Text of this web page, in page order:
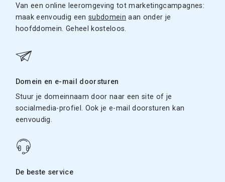
Van een online leeromgeving tot marketingcampagnes:
maak eenvoudig eensubdomein aan onder je
hoofddomein. Geheel kosteloos.
Domein en e-mail doorsturen
Stuur je domeinnaam door naar een site of je
socialmedia-profiel. Ook je e-mail doorsturen kan
eenvoudig.
De beste service